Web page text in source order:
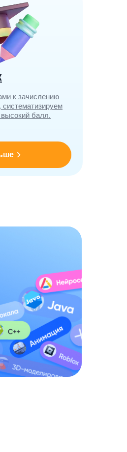
к зачислению
балл.